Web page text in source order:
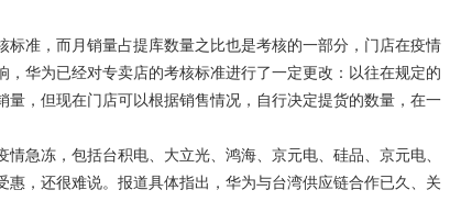
标准，而月销量占提库数量之比也是考核的一部分，门店在疫情
，华为已经对专卖店的考核标准进行了一定更改：以往在规定的
量，但现在门店可以根据销售情况，自行决定提货的数量，在一
急冻，包括台积电、大立光、鸿海、京元电、硅品、京元电、
惠，还很难说。报道具体指出，华为与台湾供应链合作已久、关